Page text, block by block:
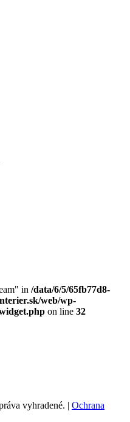
in /data/6/5/65fb77d8-
web/wp-
on line 32
vyhradené. | Ochrana